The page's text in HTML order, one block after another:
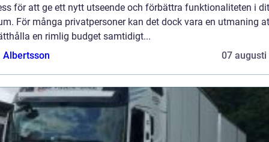
för att ge ett nytt utseende och förbättra funktionaliteten i
För många privatpersoner kan det dock vara en utmaning
en rimlig budget samtidigt...
Albertsson
07 augusti